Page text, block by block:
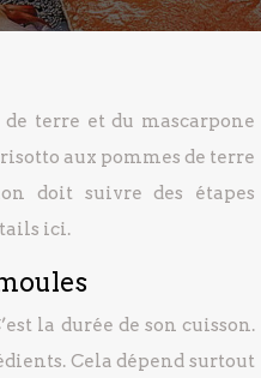
terre et du mascarpone
aux pommes de terre
doit suivre des étapes
ici.
la durée de son cuisson.
Cela dépend surtout